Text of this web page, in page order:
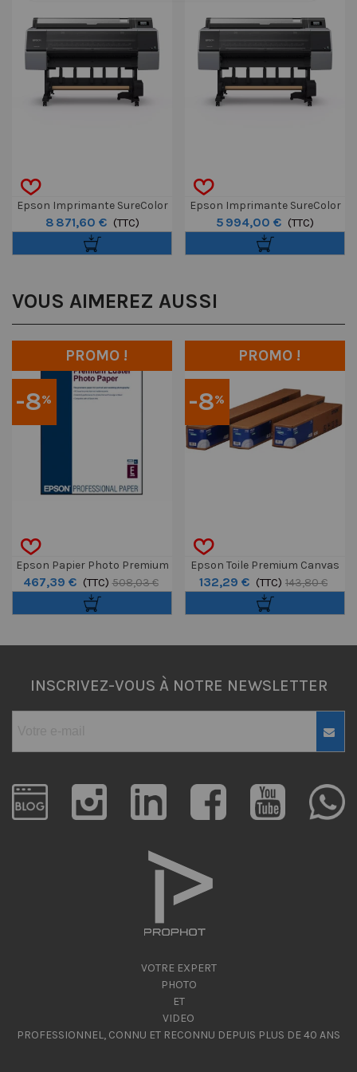
Epson Imprimante SureColor
SC-P9300 Spectro 44"
8 871,60 € (TTC)
Epson Imprimante SureColor
SC-P9300 44"
5 994,00 € (TTC)
VOUS AIMEREZ AUSSI
-8%
PROMO !
Epson Papier Photo Premium
Lustré Rlx 60" X 30,5m 260g
467,39 € (TTC) 508,03 €
-8%
PROMO !
Epson Toile Premium Canvas
Satin Rlx 17" X 12,2m 350g
132,29 € (TTC) 143,80 €
INSCRIVEZ-VOUS À NOTRE NEWSLETTER
VOTRE EXPERT
PHOTO
ET
VIDEO
PROFESSIONNEL, CONNU ET RECONNU DEPUIS PLUS DE 40 ANS